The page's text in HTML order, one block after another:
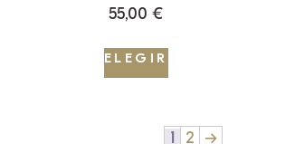
55,00€
ELEGIR
1 2 →